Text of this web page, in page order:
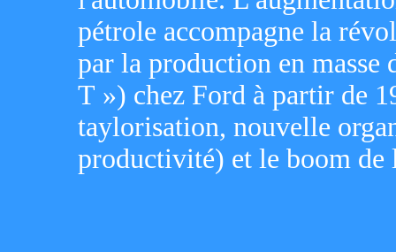
pétrole accompagne la
par la production en masse
T ») chez Ford à partir de
taylorisation, nouvelle
productivité) et le boom de